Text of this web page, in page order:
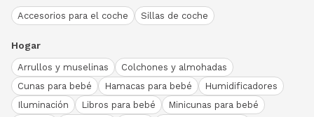
Accesorios para el coche Sillas de coche
Hogar
Arrullos y muselinas
Colchones y almohadas
Cunas para bebé
Hamacas para bebé
Humidificadores
Iluminación
Libros para bebé
Minicunas para bebé